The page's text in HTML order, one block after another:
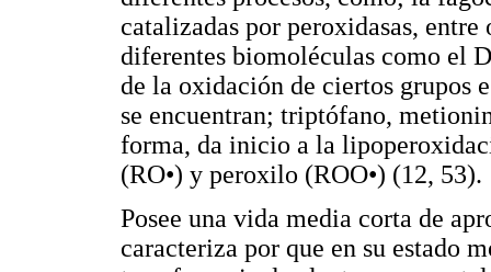
catalizadas por peroxidasas,
diferentes biomoléculas como el
de la oxidación de ciertos grupos
se encuentran; triptófano,
forma, da inicio a la
(RO•) y peroxilo (ROO•) (12, 53).
Posee una vida media corta de
caracteriza por que en su estado